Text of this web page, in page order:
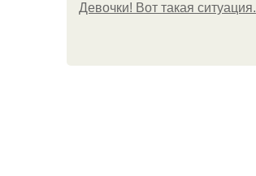
Девочки! Вот такая ситуация.